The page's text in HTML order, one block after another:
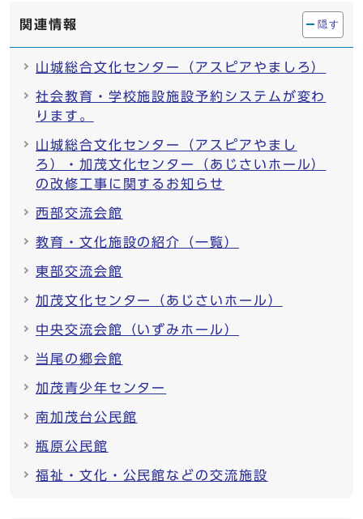
関連情報 隠す
山城総合文化センター（アスピアやましろ）
社会教育・学校施設施設予約システムが変わ
ります。
山城総合文化センター（アスピアやまし
ろ）・加茂文化センター（あじさいホール）
の改修工事に関するお知らせ
西部交流会館
教育・文化施設の紹介（一覧）
東部交流会館
加茂文化センター（あじさいホール）
中央交流会館（いずみホール）
当尾の郷会館
加茂青少年センター
南加茂台公民館
瓶原公民館
福祉・文化・公民館などの交流施設